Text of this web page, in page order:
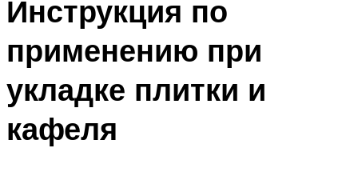
Инструкция по
применению при
укладке плитки и
кафеля